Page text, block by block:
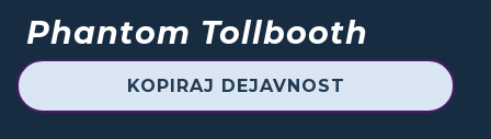
Phantom Tollbooth
KOPIRAJ DEJAVNOST